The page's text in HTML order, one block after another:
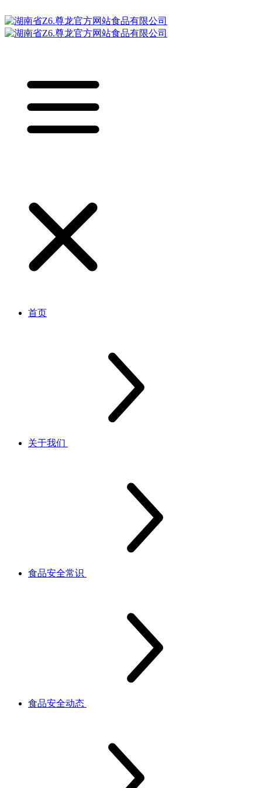
首页
关于我们
食品安全常识
食品安全动态